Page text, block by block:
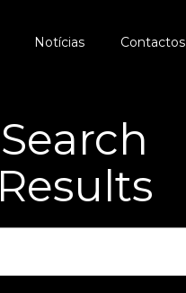
Notícias Contactos
Search
Results